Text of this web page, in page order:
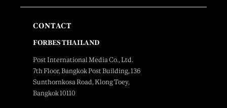
CONTACT
FORBES THAILAND
Post International Media Co., Ltd.
7th Floor, Bangkok Post Building, 136
Sunthornkosa Road, Klong Toey,
Bangkok 10110